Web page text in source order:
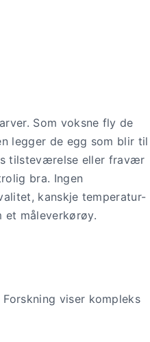
Som voksne fly de
legger de egg som blir til
tilsteværelse eller fravær
bra. Ingen
kanskje temperatur-
et måleverkørøy.
viser kompleks